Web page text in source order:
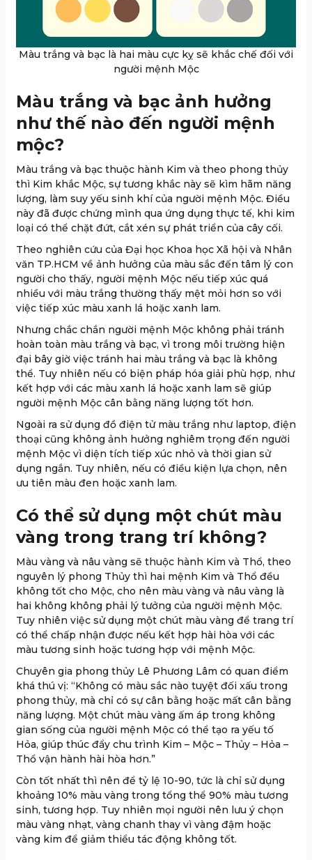
Màu trắng và bạc là hai màu cực kỵ sẽ khắc chế đối với
người mệnh Mộc
Màu trắng và bạc ảnh hưởng
như thế nào đến người mệnh
mộc?
Màu trắng và bạc thuộc hành Kim và theo phong thủy
thì Kim khắc Mộc, sự tương khắc này sẽ kìm hãm năng
lượng, làm suy yếu sinh khí của người mệnh Mộc. Điều
này đã được chứng mình qua ứng dụng thực tế, khi kim
loại có thể chặt đứt, cắt xén sự phát triển của cây cối.
Theo nghiên cứu của Đại học Khoa học Xã hội và Nhân
văn TP.HCM về ảnh hưởng của màu sắc đến tâm lý con
người cho thấy, người mệnh Mộc nếu tiếp xúc quá
nhiều với màu trắng thường thấy mệt mỏi hơn so với
việc tiếp xúc màu xanh lá hoặc xanh lam.
Nhưng chắc chắn người mệnh Mộc không phải tránh
hoàn toàn màu trắng và bạc, vì trong môi trường hiện
đại bây giờ việc tránh hai màu trắng và bạc là không
thể. Tuy nhiên nếu có biện pháp hóa giải phù hợp, như
kết hợp với các màu xanh lá hoặc xanh lam sẽ giúp
người mệnh Mộc cân bằng năng lượng tốt hơn.
Ngoài ra sử dụng đồ điện tử màu trắng như laptop, điện
thoại cũng không ảnh hưởng nghiêm trọng đến người
mệnh Mộc vì diện tích tiếp xúc nhỏ và thời gian sử
dụng ngắn. Tuy nhiên, nếu có điều kiện lựa chọn, nên
ưu tiên màu đen hoặc xanh lam.
Có thể sử dụng một chút màu
vàng trong trang trí không?
Màu vàng và nâu vàng sẽ thuộc hành Kim và Thổ, theo
nguyên lý phong Thủy thì hai mệnh Kim và Thổ đều
không tốt cho Mộc, cho nên màu vàng và nâu vàng là
hai không không phải lý tưởng của người mệnh Mộc.
Tuy nhiên việc sử dụng một chút màu vàng để trang trí
có thể chấp nhận được nếu kết hợp hài hòa với các
màu tương sinh hoặc tương hợp với mệnh Mộc.
Chuyên gia phong thủy Lê Phương Lâm có quan điểm
khá thú vị: “Không có màu sắc nào tuyệt đối xấu trong
phong thủy, mà chỉ có sự cân bằng hoặc mất cân bằng
năng lượng. Một chút màu vàng ấm áp trong không
gian sống của người mệnh Mộc có thể tạo ra yếu tố
Hỏa, giúp thúc đẩy chu trình Kim – Mộc – Thủy – Hỏa –
Thổ vận hành hài hòa hơn.”
Còn tốt nhất thì nên để tỷ lệ 10-90, tức là chỉ sử dụng
khoảng 10% màu vàng trong tổng thể 90% màu tương
sinh, tương hợp. Tuy nhiên mọi người nên lưu ý chọn
màu vàng nhạt, vàng chanh thay vì vàng đậm hoặc
vàng kim để giảm thiểu tác động không tốt.